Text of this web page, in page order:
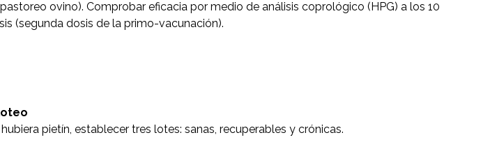
ovino). Comprobar eficacia por medio de análisis coprológico (HPG) a los 10
(segunda dosis de la primo-vacunación).
pietín, establecer tres lotes: sanas, recuperables y crónicas.